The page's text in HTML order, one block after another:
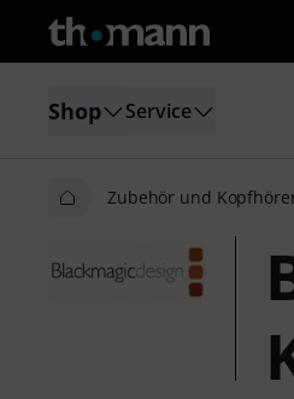
Shop Service
Zubehör und